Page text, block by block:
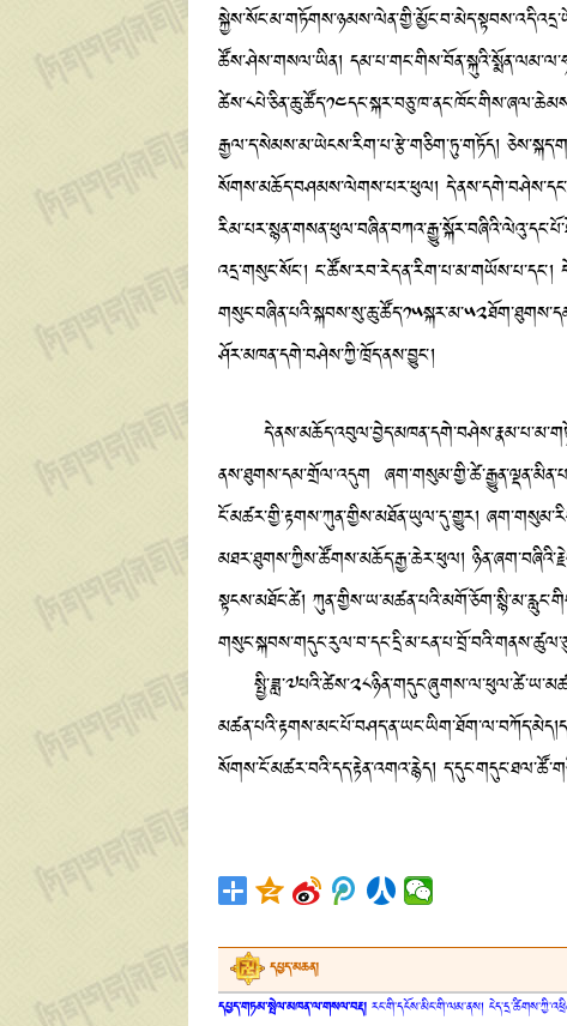
ཚོས་ཤེས་གསལ་ཡིན།
རྒྱལ་ད་སེམས་མ་ཡེངས་རིག་པ་རྩེ་གཅིག་ཏུ་གཏོད།
སོགས་མཆོད་བཤམས་ལེགས་པར་ཕུལ།
འདྲ་གསུང་སོང་།
ཤོར་མཁན་དགེ་བཤེས་ཀྱི་ཁྲོད་ནས་བྱུང་།
ནས་ཐུགས་དམ་གྲོལ་འདུག
ངོ་མཚར་གྱི་རྟགས་ཀུན་གྱིས་མཐོན་ཡུལ་དུ་གྱུར།
མཐར་ཐུགས་ཀྱིས་ཚོགས་མཆོད་རྒྱ་ཆེར་ཕུལ།
སྟངས་མཐོང་ཚེ།
སོགས་ངོ་མཚར་བའི་དད་རྟེན་འགའ་རྙེད།
དཔྱད་མཆན།
དཔྱད་གཏམ་སྤེལ་མཁན་ལ་གསལ་བརྡ།རང་གི་དངོས་མིང་གི་ལམ་ནས།